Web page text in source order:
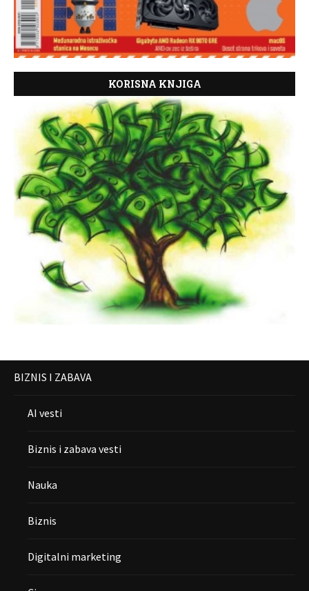
KORISNA KNJIGA
BIZNIS I ZABAVA
AI vesti
Biznis i zabava vesti
Nauka
Biznis
Digitalni marketing